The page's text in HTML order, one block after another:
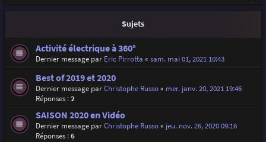
Sujets
Activité électrique à 360°
Dernier message par Eric Pirrotta « sam. mai 01, 2021 10:43
Best of 2019 et 2020
Dernier message parChristophe Russo« mer. janv. 20, 2021 19:46
Réponses :2
SAISON 2020 en Vidéo
Dernier message parChristophe Russo« jeu. nov. 26, 2020 09:16
Réponses :6